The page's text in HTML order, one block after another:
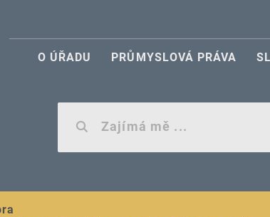
O ÚŘADU PRŮMYSLOVÁ PRÁVA